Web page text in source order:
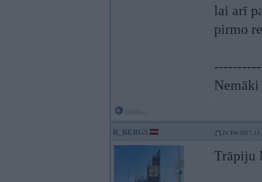
lai arī
pirmo
R_BERGS 24. Feb 2017,
Trāpiju